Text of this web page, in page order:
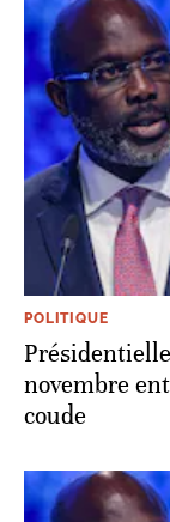
POLITIQUE
novembre
coude